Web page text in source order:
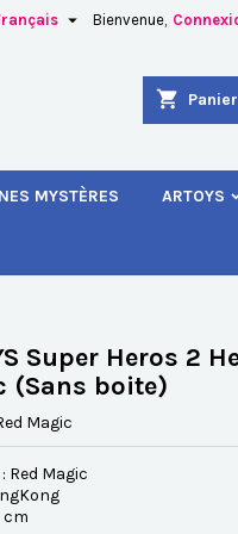
Bienvenue,

shopping_cart
MYSTÈRES ARTOYS
Super Heros 2
(Sans boite)
Magic
Red Magic
cm